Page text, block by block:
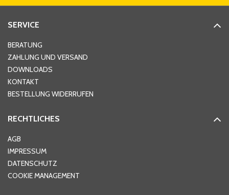
Hausnummer
Ort*
Telefon
SERVICE
BERATUNG
ZAHLUNG UND VERSAND
DOWNLOADS
KONTAKT
BESTELLUNG WIDERRUFEN
RECHTLICHES
AGB
IMPRESSUM
DATENSCHUTZ
COOKIE MANAGEMENT